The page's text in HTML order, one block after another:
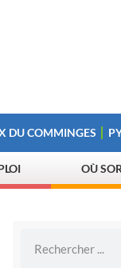
DU COMMINGES
OÙ